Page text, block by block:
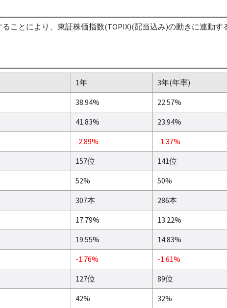
ことにより、東証株価指数(TOPIX)(配当込み)の動きに連動
1年 3年(年率)
38.94% 22.57%
41.83% 23.94%
-2.89% -1.37%
157位 141位
52% 50%
307本 286本
17.79% 13.22%
19.55% 14.83%
-1.76% -1.61%
127位 89位
42% 32%